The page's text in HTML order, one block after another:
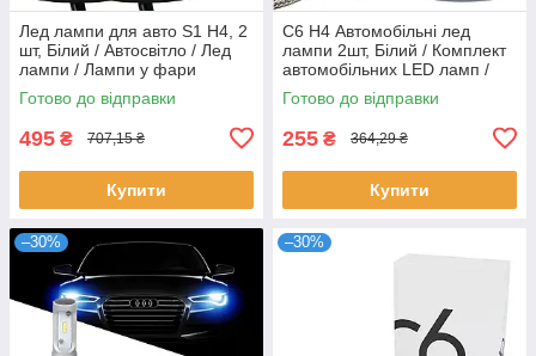
Лед лампи для авто S1 H4, 2
шт, Білий / Автосвітло / Лед
лампи / Лампи у фари
Готово до відправки
495 ₴ 707,15 ₴
Купити
C6 H4 Автомобільні лед
лампи 2шт, Білий / Комплект
автомобільних LED ламп /
Світлодіодні лампи для авто
Готово до відправки
255 ₴ 364,29 ₴
Купити
–30% –30%